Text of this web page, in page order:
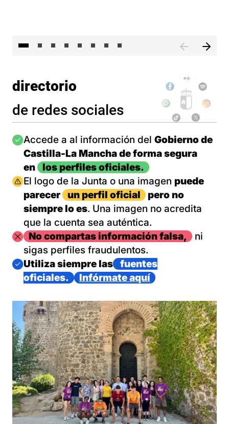
directorio
de redes sociales
Imagen
Accede a al información del Gobierno de
Castilla-La Mancha de forma segura
en
los perfiles oficiales.
Imagen
El logo de la Junta o una imagen puede
parecer
un perfil oficial
pero no
siempre lo es. Una imagen no acredita
que la cuenta sea auténtica.
ImagenNo compartas información falsa,
ni
sigas perfiles fraudulentos.
Imagen
Utiliza siempre las
fuentes
oficiales.
Infórmate aquí